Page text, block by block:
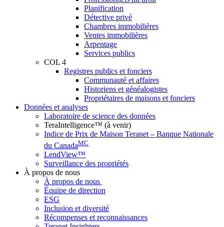
Planification
Détective privé
Chambres immobilières
Ventes immobilières
Arpentage
Services publics
COL 4
Registres publics et fonciers
Communauté et affaires
Historiens et généalogistes
Propriétaires de maisons et fonciers
Données et analyses
Laboratoire de science des données
TeraIntelligence™ (à venir)
Indice de Prix de Maison Teranet – Banque Nationale
du CanadaMC
LendView™
Surveillance des propriétés
À propos de nous
À propos de nous
Équipe de direction
ESG
Inclusion et diversité
Récompenses et reconnaissances